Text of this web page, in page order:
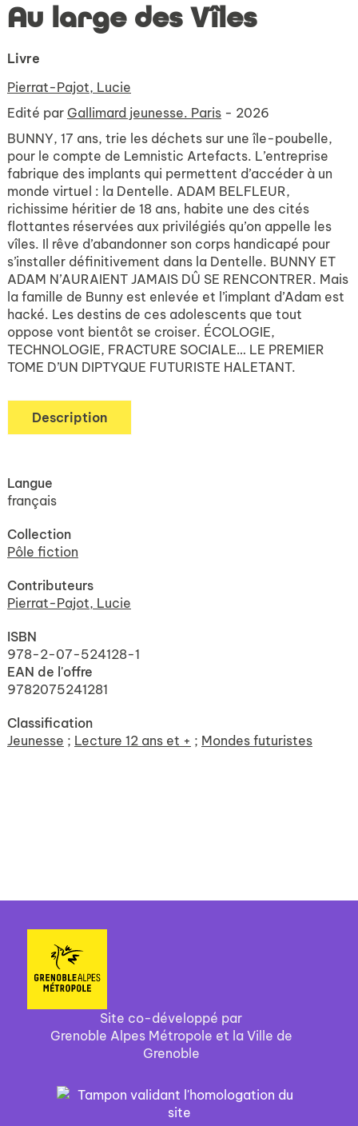
Au large des Vîles
Livre
Pierrat-Pajot, Lucie
Edité par Gallimard jeunesse. Paris - 2026
BUNNY, 17 ans, trie les déchets sur une île-poubelle,
pour le compte de Lemnistic Artefacts. L’entreprise
fabrique des implants qui permettent d’accéder à un
monde virtuel : la Dentelle. ADAM BELFLEUR,
richissime héritier de 18 ans, habite une des cités
flottantes réservées aux privilégiés qu’on appelle les
vîles. Il rêve d’abandonner son corps handicapé pour
s’installer définitivement dans la Dentelle. BUNNY ET
ADAM N’AURAIENT JAMAIS DÛ SE RENCONTRER. Mais
la famille de Bunny est enlevée et l’implant d’Adam est
hacké. Les destins de ces adolescents que tout
oppose vont bientôt se croiser. ÉCOLOGIE,
TECHNOLOGIE, FRACTURE SOCIALE… LE PREMIER
TOME D’UN DIPTYQUE FUTURISTE HALETANT.
Description
Langue
français
Collection
Pôle fiction
Contributeurs
Pierrat-Pajot, Lucie
ISBN
978-2-07-524128-1
EAN de l'offre
9782075241281
Classification
Jeunesse ; Lecture 12 ans et + ; Mondes futuristes
Site co-développé par
Grenoble Alpes Métropole et la Ville de
Grenoble